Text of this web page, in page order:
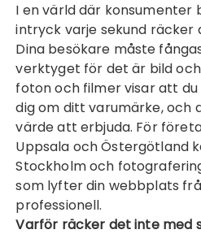
I en värld där konsumenter bombarderas med
intryck varje sekund räcker
Dina besökare måste
verktyget för det är bild
foton och filmer visar att
dig om ditt varumärke, och
värde att erbjuda. För
Uppsala och Östergötland
Stockholmoch
som lyfter din webbplats
professionell.
Varför räcker det inte med